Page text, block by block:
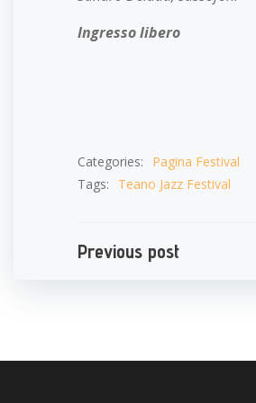
Ingresso libero
Categories:
Pagina Festival
Tags:
Teano Jazz Festival
Navigazione
Previous post